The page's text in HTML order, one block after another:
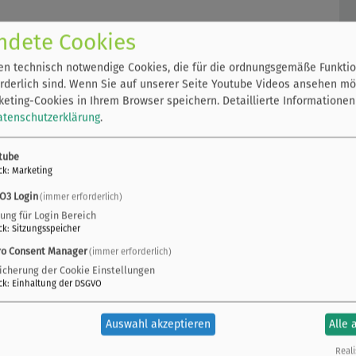
Funktionen
Cookies
technisch notwendige Cookies, die für die ordnungsgemäße
sind. Wenn Sie auf unserer Seite Youtube Videos ansehen
Cookies in Ihrem Browser speichern. Detaillierte
.
: Marketing
Login(immer erforderlich)
für Login Bereich
: Sitzungsspeicher
Consent Manager(immer erforderlich)
der Cookie Einstellungen
: Einhaltung der DSGVO
Auswahl akzeptieren Alle